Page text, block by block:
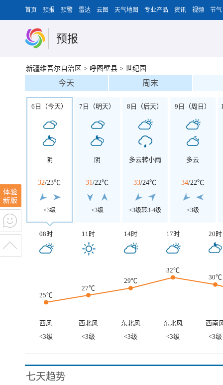
首页 预报 预警 雷达 云图 天气地图 专业产品 资讯 视频 节气
预报
新疆维吾尔自治区 > 呼图壁县 > 世纪园
今天 周末
6日（今天）
阴
32/23℃
<3级
7日（明天）
阴
31/22℃
<3级
8日（后天）
多云转小雨
33/24℃
<3级转3-4级
9日（周日）
多云
34/22℃
<3级
08时 11时 14时 17时 20时
25℃
27℃
29℃
32℃
30℃
西风 西北风 东北风 东北风
西南
<3级
<3级 <3级 <3级 <3级
七天趋势